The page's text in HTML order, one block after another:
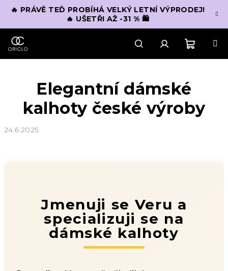
🔥 PRÁVĚ TEĎ PROBÍHÁ VELKÝ LETNÍ VÝPRODEJ!
🔥 UŠETŘI AŽ -31 % 🛍️
HledatPřihlášení
košík
Elegantní dámské
kalhoty české výroby
24.6.2025
Jmenuji se Veru a
specializuji se na
dámské kalhoty